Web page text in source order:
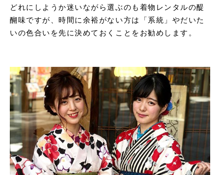
どれにしようか迷いながら選ぶのも着物レンタルの醍
醐味ですが、時間に余裕がない方は「系統」やだいた
いの色合いを先に決めておくことをお勧めします。